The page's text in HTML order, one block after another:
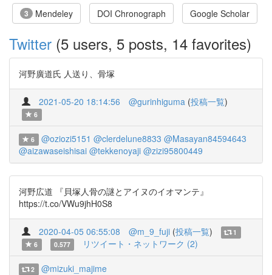
3 Mendeley DOI Chronograph Google Scholar
Twitter (5 users, 5 posts, 14 favorites)
河野廣道氏 人送り、骨塚
2021-05-20 18:14:56 @gurinhiguma (投稿一覧)
6
6 @oziozi5151 @clerdelune8833 @Masayan84594643
@aizawaseishisai @tekkenoyaji @zizi95800449
河野広道 『貝塚人骨の謎とアイヌのイオマンテ』
https://t.co/VWu9jhH0S8
2020-04-05 06:55:08 @m_9_fuji (投稿一覧)
1
6
0.577 リツイート・ネットワーク (2)
2 @mizuki_majime